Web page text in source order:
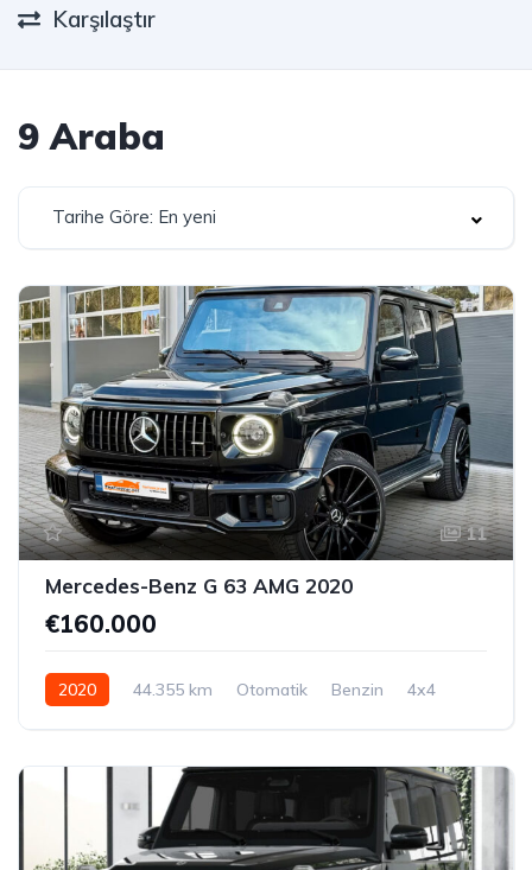
Karşılaştır
9 Araba
Tarihe Göre: En yeni
11
Mercedes-Benz G 63 AMG 2020
€160.000
2020 44.355 km Otomatik Benzin 4x4